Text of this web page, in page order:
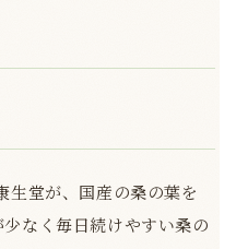
生堂が、国産の桑の葉を
なく毎日続けやすい桑の